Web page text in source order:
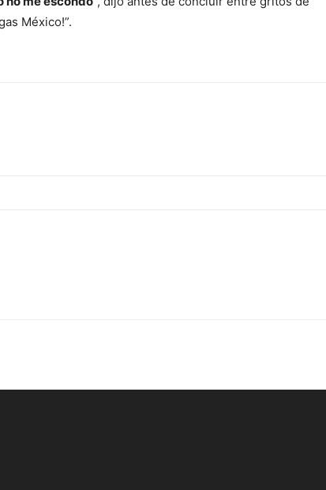
México!”.